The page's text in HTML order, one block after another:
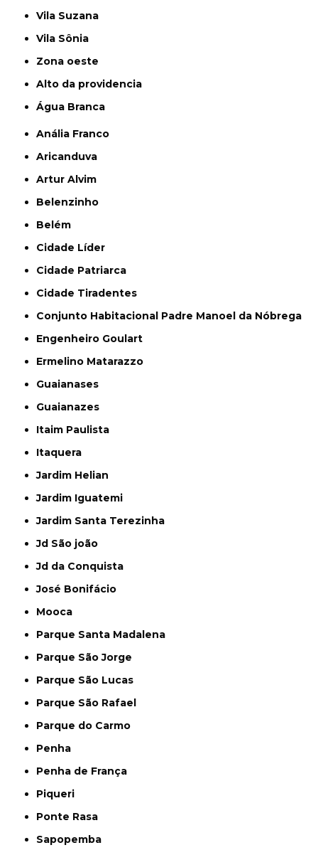
Vila Suzana
Vila Sônia
Zona oeste
alto da providencia
Água Branca
Anália Franco
Aricanduva
Artur Alvim
Belenzinho
Belém
Cidade Líder
Cidade Patriarca
Cidade Tiradentes
Conjunto Habitacional Padre Manoel da Nóbrega
Engenheiro Goulart
Ermelino Matarazzo
Guaianases
Guaianazes
Itaim Paulista
Itaquera
Jardim Helian
Jardim Iguatemi
Jardim Santa Terezinha
Jd São joão
Jd da Conquista
José Bonifácio
Mooca
Parque Santa Madalena
Parque São Jorge
Parque São Lucas
Parque São Rafael
Parque do Carmo
Penha
Penha de França
Piqueri
Ponte Rasa
Sapopemba